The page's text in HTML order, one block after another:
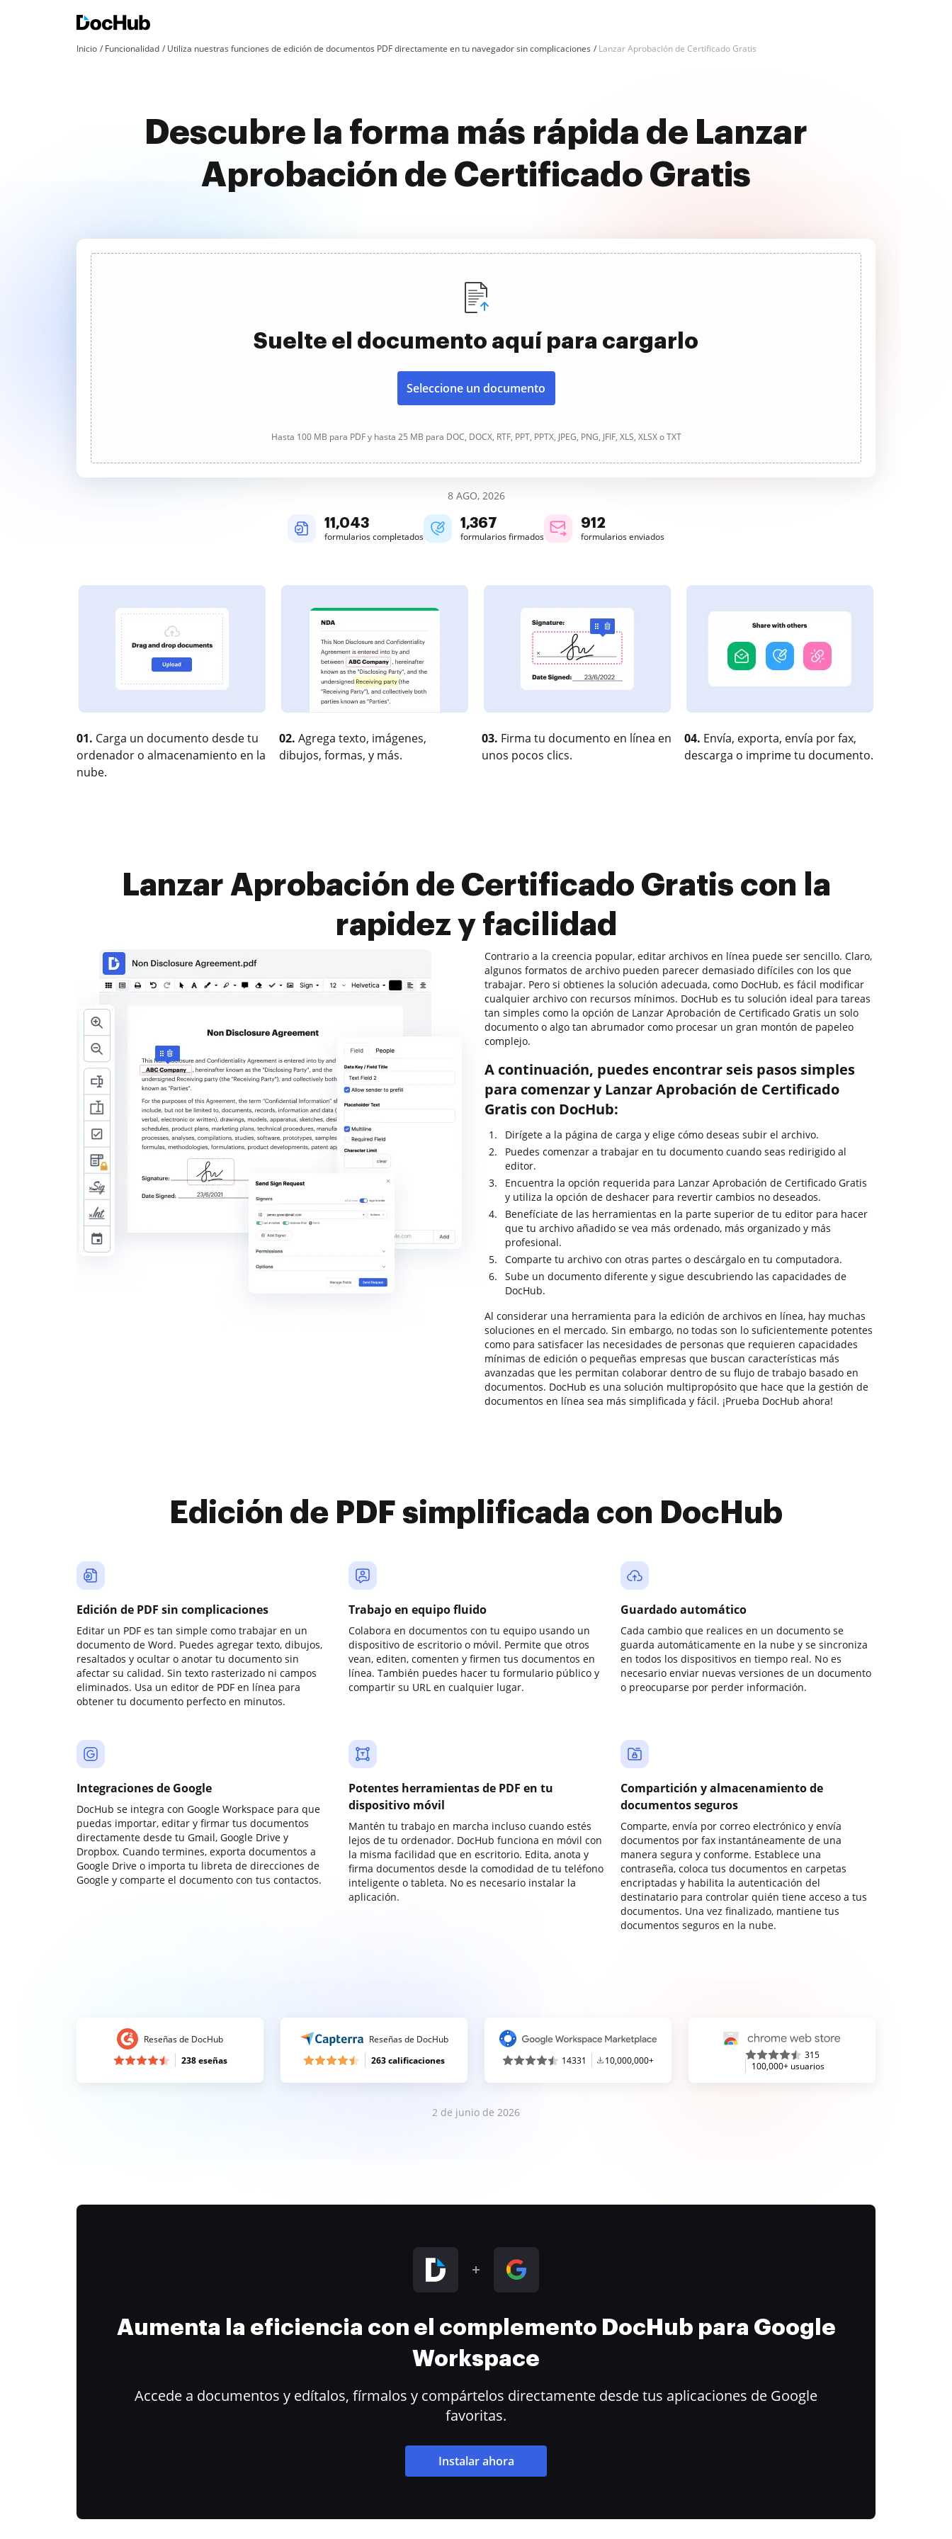
Inicio Funcionalidad Utiliza nuestras funciones de edición de documentos PDF directamente en tu navegador sin complicaciones Lanzar Aprobación de Certificado Gratis
Descubre la forma más rápida de Lanzar
Aprobación de Certificado Gratis
Suelte el documento aquí para cargarlo
Seleccione un documento
Hasta 100 MB para PDF y hasta 25 MB para DOC, DOCX, RTF, PPT, PPTX, JPEG, PNG, JFIF, XLS, XLSX o TXT
8 AGO, 2026
11,044
formularios completados
1,367
formularios firmados
912
formularios enviados
01. Carga un documento desde tu
ordenador o almacenamiento en la
nube.
02. Agrega texto, imágenes,
dibujos, formas, y más.
03. Firma tu documento en línea en
unos pocos clics.
04. Envía, exporta, envía por fax,
descarga o imprime tu documento.
Lanzar Aprobación de Certificado Gratis con la
rapidez y facilidad
Contrario a la creencia popular, editar archivos en línea puede ser sencillo. Claro,
algunos formatos de archivo pueden parecer demasiado difíciles con los que
trabajar. Pero si obtienes la solución adecuada, como DocHub, es fácil modificar
cualquier archivo con recursos mínimos. DocHub es tu solución ideal para tareas
tan simples como la opción de Lanzar Aprobación de Certificado Gratis un solo
documento o algo tan abrumador como procesar un gran montón de papeleo
complejo.
A continuación, puedes encontrar seis pasos simples
para comenzar y Lanzar Aprobación de Certificado
Gratis con DocHub:
Dirígete a la página de carga y elige cómo deseas subir el archivo.
Puedes comenzar a trabajar en tu documento cuando seas redirigido al
editor.
Encuentra la opción requerida para Lanzar Aprobación de Certificado Gratis
y utiliza la opción de deshacer para revertir cambios no deseados.
Benefíciate de las herramientas en la parte superior de tu editor para hacer
que tu archivo añadido se vea más ordenado, más organizado y más
profesional.
Comparte tu archivo con otras partes o descárgalo en tu computadora.
Sube un documento diferente y sigue descubriendo las capacidades de
DocHub.
Al considerar una herramienta para la edición de archivos en línea, hay muchas
soluciones en el mercado. Sin embargo, no todas son lo suficientemente potentes
como para satisfacer las necesidades de personas que requieren capacidades
mínimas de edición o pequeñas empresas que buscan características más
avanzadas que les permitan colaborar dentro de su flujo de trabajo basado en
documentos. DocHub es una solución multipropósito que hace que la gestión de
documentos en línea sea más simplificada y fácil. ¡Prueba DocHub ahora!
Edición de PDF simplificada con DocHub
Edición de PDF sin complicaciones
Editar un PDF es tan simple como trabajar en un
documento de Word. Puedes agregar texto, dibujos,
resaltados y ocultar o anotar tu documento sin
afectar su calidad. Sin texto rasterizado ni campos
eliminados. Usa un editor de PDF en línea para
obtener tu documento perfecto en minutos.
Trabajo en equipo fluido
Colabora en documentos con tu equipo usando un
dispositivo de escritorio o móvil. Permite que otros
vean, editen, comenten y firmen tus documentos en
línea. También puedes hacer tu formulario público y
compartir su URL en cualquier lugar.
Guardado automático
Cada cambio que realices en un documento se
guarda automáticamente en la nube y se sincroniza
en todos los dispositivos en tiempo real. No es
necesario enviar nuevas versiones de un documento
o preocuparse por perder información.
Integraciones de Google
DocHub se integra con Google Workspace para que
puedas importar, editar y firmar tus documentos
directamente desde tu Gmail, Google Drive y
Dropbox. Cuando termines, exporta documentos a
Google Drive o importa tu libreta de direcciones de
Google y comparte el documento con tus contactos.
Potentes herramientas de PDF en tu
dispositivo móvil
Mantén tu trabajo en marcha incluso cuando estés
lejos de tu ordenador. DocHub funciona en móvil con
la misma facilidad que en escritorio. Edita, anota y
firma documentos desde la comodidad de tu teléfono
inteligente o tableta. No es necesario instalar la
aplicación.
Compartición y almacenamiento de
documentos seguros
Comparte, envía por correo electrónico y envía
documentos por fax instantáneamente de una
manera segura y conforme. Establece una
contraseña, coloca tus documentos en carpetas
encriptadas y habilita la autenticación del
destinatario para controlar quién tiene acceso a tus
documentos. Una vez finalizado, mantiene tus
documentos seguros en la nube.
Reseñas de DocHub
238 eseñas
Reseñas de DocHub
263 calificaciones
14331 10,000,000+
315
100,000+ usuarios
2 de junio de 2026
Aumenta la eficiencia con el complemento DocHub para Google
Workspace
Accede a documentos y edítalos, fírmalos y compártelos directamente desde tus aplicaciones de Google
favoritas.
Instalar ahora